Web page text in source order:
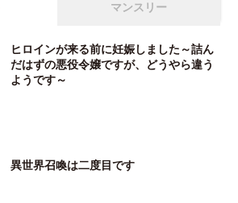
マンスリー
ヒロインが来る前に妊娠しました～詰ん
だはずの悪役令嬢ですが、どうやら違う
ようです～
異世界召喚は二度目です